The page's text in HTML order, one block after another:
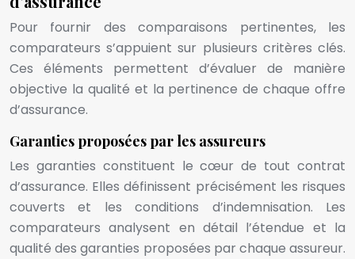
Pour fournir des comparaisons pertinentes, les
comparateurs s’appuient sur plusieurs critères clés.
Ces éléments permettent d’évaluer de manière
objective la qualité et la pertinence de chaque offre
d’assurance.
Garanties proposées par les assureurs
Les garanties constituent le cœur de tout contrat
d’assurance. Elles définissent précisément les risques
couverts et les conditions d’indemnisation. Les
comparateurs analysent en détail l’étendue et la
qualité des garanties proposées par chaque assureur.